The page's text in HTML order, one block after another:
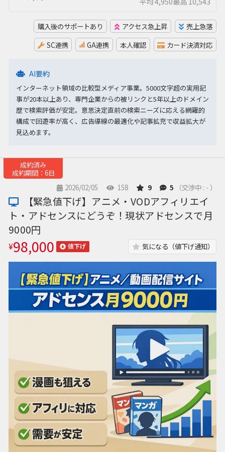
購入後のサポートあり アクセス急上昇
売上急落
SC連携
GA連携 本人確認 カード決済対応
AI要約
インターネット領域の比較型メディア事業。5000文字超の実用記
事が20本以上あり、専門企業からの被リンクと5年以上のドメイン
歴で検索評価が安定。意思決定直前の検索ニーズに応える網羅的
構成で回遊率が高く、広告導線の最適化や記事拡充で収益拡大が
見込めます。
成約済み
成約期間：6日
2026/02/05
158 9 5 （交渉中 : - ）
【緊急値下げ】アニメ・VODアフィリエイ
ト・アドセンスにどうぞ！現状アドセンスで月
9000円
¥98,000 値下げ 気になる（値下げ通知）